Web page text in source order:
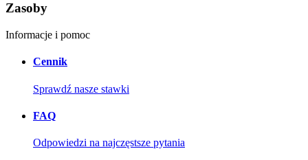
Zasoby
Informacje i pomoc
Cennik
Sprawdź nasze stawki
FAQ
Odpowiedzi na najczęstsze pytania